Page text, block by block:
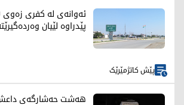
پێدراوە لێیان
پێش کاتژمێرێک
هەشت حەشارگەی